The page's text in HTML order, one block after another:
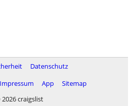
Datenschutz
Impressum App
Sitemap
craigslist